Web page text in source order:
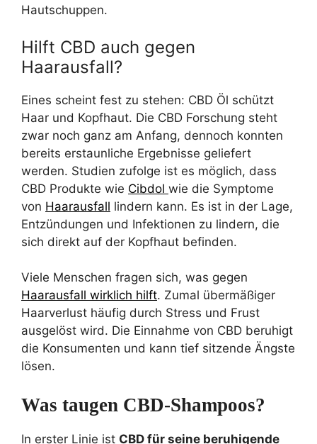
Hautschuppen.
Hilft CBD auch gegen
Haarausfall?
Eines scheint fest zu stehen: CBD Öl schützt
Haar und Kopfhaut. Die CBD Forschung steht
zwar noch ganz am Anfang, dennoch konnten
bereits erstaunliche Ergebnisse geliefert
werden. Studien zufolge ist es möglich, dass
CBD Produkte wie Cibdol wie die Symptome
von Haarausfall lindern kann. Es ist in der Lage,
Entzündungen und Infektionen zu lindern, die
sich direkt auf der Kopfhaut befinden.
Viele Menschen fragen sich, was gegen
Haarausfall wirklich hilft. Zumal übermäßiger
Haarverlust häufig durch Stress und Frust
ausgelöst wird. Die Einnahme von CBD beruhigt
die Konsumenten und kann tief sitzende Ängste
lösen.
Was taugen CBD-Shampoos?
In erster Linie ist CBD für seine beruhigende